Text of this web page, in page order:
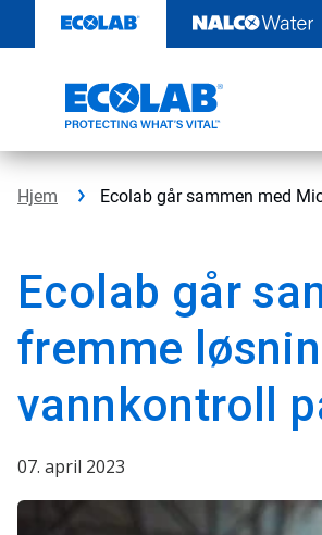
til
Hjem Ecolab går sammen med
Ecolab går
fremme
vannkontroll
07. april 2023